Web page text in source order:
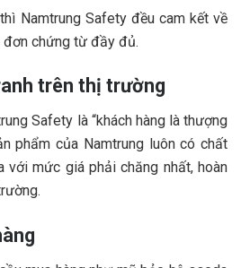
Namtrung Safety đều cam kết về
chứng từ đầy đủ.
trên thị trường
Safety là “khách hàng là thượng
phẩm của Namtrung luôn có chất
với mức giá phải chăng nhất, hoàn